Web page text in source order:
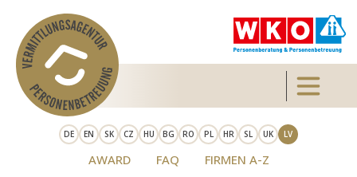
Skip to main content Toggle
DE EN SK CZ HU BG RO PL HR SL UK LV
AWARD FAQ
FIRMEN A-Z